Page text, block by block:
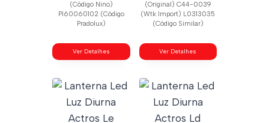
(Código Nino)
Pl60060102 (Código
Pradolux)
Ver Detalhes
(Original) C44-0039
(Wtk Import) L0313035
(Código Similar)
Ver Detalhes